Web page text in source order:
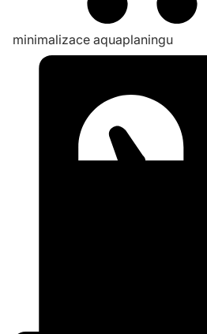
minimalizace aquaplaningu